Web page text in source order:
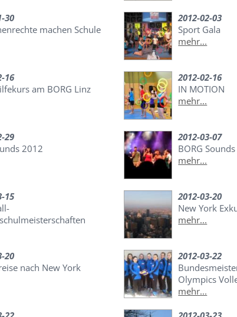
30
machen Schule
2012-02-03
Sport Gala
mehr...
16
am BORG Linz
2012-02-16
IN MOTION
mehr...
29
2012
2012-03-07
BORG
mehr...
15
2012-03-20
New York
mehr...
20
nach New York
2012-03-22
Olympics
mehr...